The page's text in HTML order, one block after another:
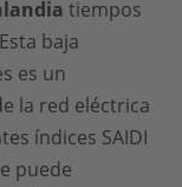
tiempos
baja
es un
la red eléctrica
índices SAIDI
puede